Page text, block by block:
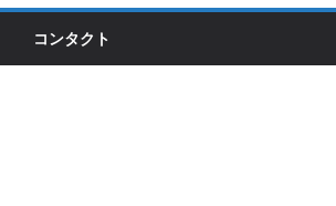
コンタクト